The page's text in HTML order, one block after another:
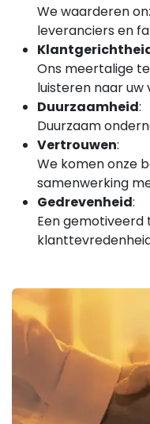
We waarderen
leveranciers en
Ons meertalige
luisteren naar uw
Duurzaamheid:
Duurzaam
Vertrouwen:
We komen onze
samenwerking
Gedrevenheid:
Een